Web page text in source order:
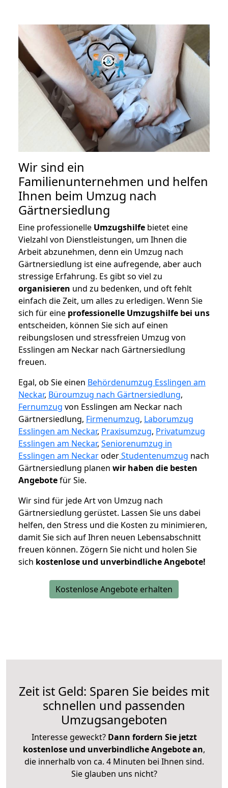
Wir sind ein
Familienunternehmen und helfen
Ihnen beim Umzug nach
Gärtnersiedlung
Eine professionelle Umzugshilfe bietet eine
Vielzahl von Dienstleistungen, um Ihnen die
Arbeit abzunehmen, denn ein Umzug nach
Gärtnersiedlung ist eine aufregende, aber auch
stressige Erfahrung. Es gibt so viel zu
organisieren und zu bedenken, und oft fehlt
einfach die Zeit, um alles zu erledigen. Wenn Sie
sich für eine professionelle Umzugshilfe bei uns
entscheiden, können Sie sich auf einen
reibungslosen und stressfreien Umzug von
Esslingen am Neckar nach Gärtnersiedlung
freuen.
Egal, ob Sie einen Behördenumzug Esslingen am
Neckar, Büroumzug nach Gärtnersiedlung,
Fernumzug von Esslingen am Neckar nach
Gärtnersiedlung, Firmenumzug, Laborumzug
Esslingen am Neckar, Praxisumzug, Privatumzug
Esslingen am Neckar, Seniorenumzug in
Esslingen am NeckaroderStudentenumzug nach
Gärtnersiedlung planen wir haben die besten
Angebotefür Sie.
Wir sind für jede Art von Umzug nach
Gärtnersiedlung gerüstet. Lassen Sie uns dabei
helfen, den Stress und die Kosten zu minimieren,
damit Sie sich auf Ihren neuen Lebensabschnitt
freuen können. Zögern Sie nicht und holen Sie
sich kostenlose und unverbindliche Angebote!
Kostenlose Angebote erhalten
Zeit ist Geld: Sparen Sie beides mit
schnellen und passenden
Umzugsangeboten
Interesse geweckt? Dann fordern Sie jetzt
kostenlose und unverbindliche Angebote an,
die innerhalb von ca. 4 Minuten bei Ihnen sind.
Sie glauben uns nicht?